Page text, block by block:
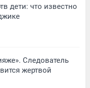
дети: что известно
Следователь
жертвой